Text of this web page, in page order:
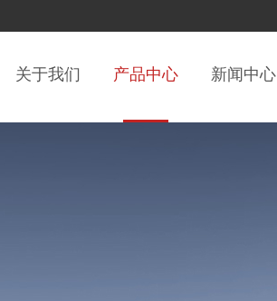
关于我们 产品中心 新闻中心